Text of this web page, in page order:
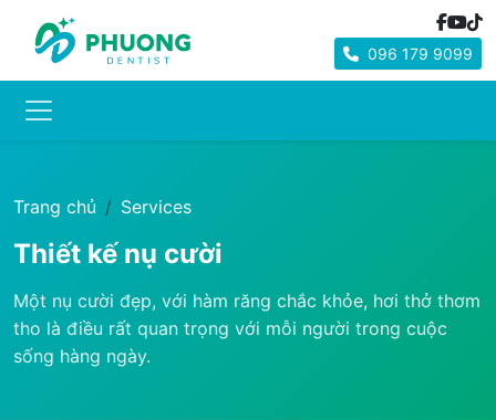
096 179 9099
Trang chủ Services
Thiết kế nụ cười
Một nụ cười đẹp, với hàm răng chắc khỏe, hơi thở thơm
tho là điều rất quan trọng với mỗi người trong cuộc
sống hàng ngày.